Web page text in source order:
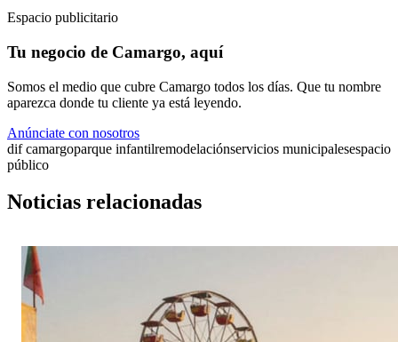
Espacio publicitario
Tu negocio de Camargo, aquí
Somos el medio que cubre Camargo todos los días. Que tu nombre
aparezca donde tu cliente ya está leyendo.
Anúnciate con nosotros
dif camargoparque infantilremodelaciónservicios municipalesespacio
público
Noticias relacionadas